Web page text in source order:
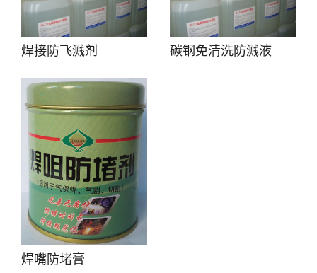
焊接防飞溅剂 碳钢免清洗防溅液
焊嘴防堵膏